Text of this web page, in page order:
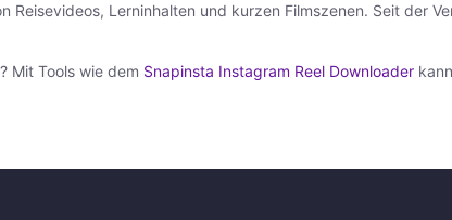
Reisevideos, Lerninhalten und kurzen Filmszenen. Seit der
Mit Tools wie dem Snapinsta Instagram Reel Downloader